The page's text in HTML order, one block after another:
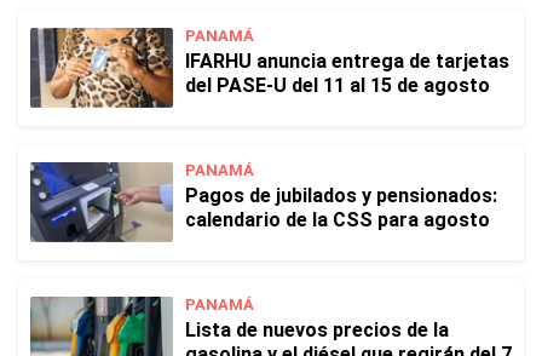
PANAMÁ
IFARHU anuncia entrega de tarjetas
del PASE-U del 11 al 15 de agosto
PANAMÁ
Pagos de jubilados y pensionados:
calendario de la CSS para agosto
PANAMÁ
Lista de nuevos precios de la